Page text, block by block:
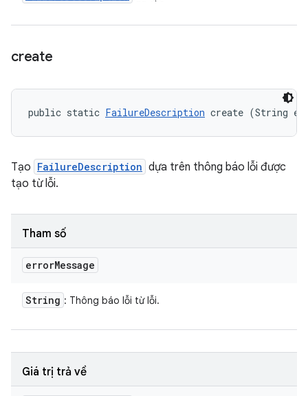
create
public static FailureDescription create (String
Tạo FailureDescription dựa trên thông báo lỗi được
tạo từ lỗi.
Tham số
errorMessage
String : Thông báo lỗi từ lỗi.
Giá trị trả về